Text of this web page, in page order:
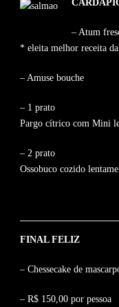
– Atum
* eleita melhor receita
– Amuse bouche
– 1 prato
Pargo cítrico com Mini
– 2 prato
Ossobuco cozido
FINAL FELIZ
– Chessecake de
– R$ 150,00 por pessoa